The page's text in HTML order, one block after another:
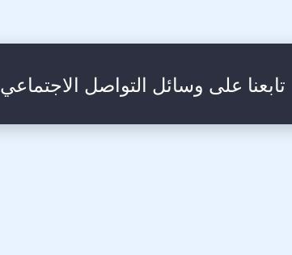
تابعنا على وسائل التواصل الاجتماعي